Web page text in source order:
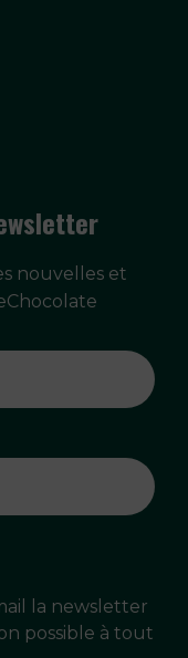
nouvelles et
la newsletter
possible à tout